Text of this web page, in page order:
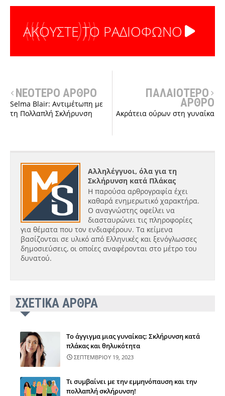
ΑΚΟΥΣΤΕ ΤΟ ΡΑΔΙΟΦΩΝΟ
ΝΕΟΤΕΡΟ ΑΡΘΡΟ
Selma Blair: Αντιμέτωπη με
τη Πολλαπλή Σκλήρυνση
ΠΑΛΑΙΟΤΕΡΟ
ΑΡΘΡΟ
Ακράτεια ούρων στη γυναίκα
Αλληλέγγυοι, όλα για τη
Σκλήρυνση κατά Πλάκας
Η παρούσα αρθρογραφία έχει
καθαρά ενημερωτικό χαρακτήρα.
Ο αναγνώστης οφείλει να
διασταυρώνει τις πληροφορίες
για θέματα που τον ενδιαφέρουν. Τα κείμενα
βασίζονται σε υλικό από Ελληνικές και ξενόγλωσσες
δημοσιεύσεις, οι οποίες αναφέρονται στο μέτρο του
δυνατού.
ΣΧΕΤΙΚΑ ΑΡΘΡΑ
Το άγγιγμα μιας γυναίκας: Σκλήρυνση κατά
πλάκας και θηλυκότητα
ΣΕΠΤΕΜΒΡΙΟΥ 19, 2023
Τι συμβαίνει με την εμμηνόπαυση και την
πολλαπλή σκλήρυνση!